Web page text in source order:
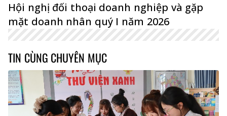
Hội nghị đối thoại doanh nghiệp và gặp
mặt doanh nhân quý I năm 2026
TIN CÙNG CHUYÊN MỤC